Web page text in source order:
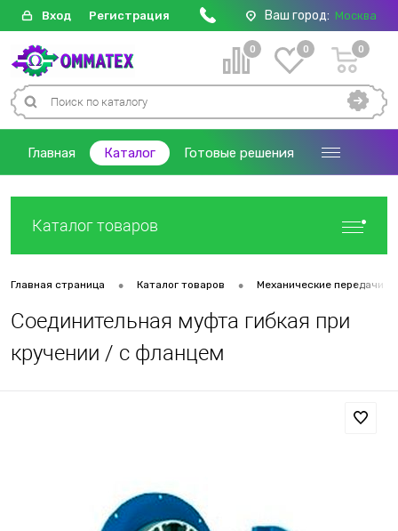
Вход Регистрация Ваш город: Москва
0 0 0
Главная Каталог Готовые решения
Каталог товаров
Главная страница • Каталог товаров • Механические передачи
Соединительная муфта гибкая при
кручении / с фланцем